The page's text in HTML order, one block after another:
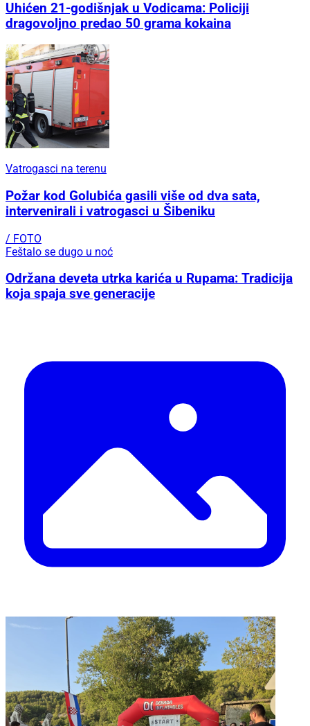
Uhićen 21-godišnjak u Vodicama: Policiji
dragovoljno predao 50 grama kokaina
Vatrogasci na terenu
Požar kod Golubića gasili više od dva sata,
intervenirali i vatrogasci u Šibeniku
/ FOTO
Feštalo se dugo u noć
Održana deveta utrka karića u Rupama: Tradicija
koja spaja sve generacije